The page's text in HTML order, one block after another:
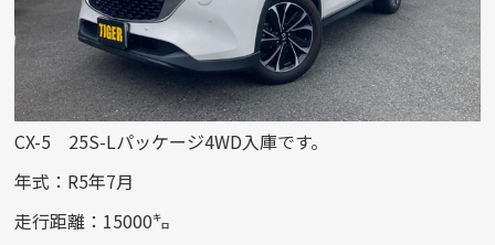
CX-5 25S-Lパッケージ4WD入庫です。
年式：R5年7月
走行距離：15000㌔